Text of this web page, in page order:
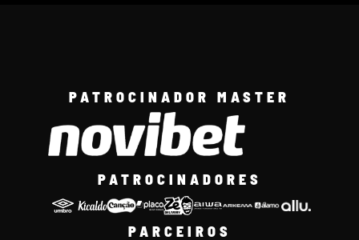
PATROCINADOR MASTER
PATROCINADORES
PARCEIROS